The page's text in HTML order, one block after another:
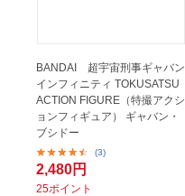
BANDAI 超宇宙刑事ギャバン
インフィニティ TOKUSATSU
ACTION FIGURE（特撮アクシ
ョンフィギュア） ギャバン・
ブシドー
(3)
2,480円
25ポイント